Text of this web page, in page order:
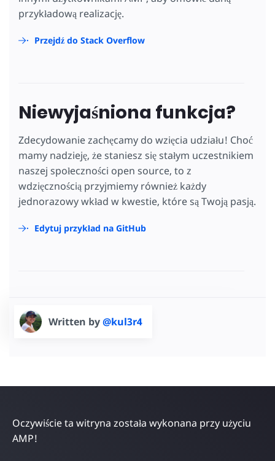
przykładową realizację.
Przejdź do Stack Overflow
Niewyjaśniona funkcja?
Zdecydowanie zachęcamy do wzięcia udziału! Choć
mamy nadzieję, że staniesz się stałym uczestnikiem
naszej społeczności open source, to z
wdzięcznością przyjmiemy również każdy
jednorazowy wkład w kwestie, które są Twoją pasją.
Edytuj przykład na GitHub
Written by@kul3r4
Oczywiście ta witryna została wykonana przy użyciu
AMP!